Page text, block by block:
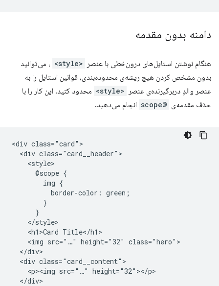
دامنه بدون مقدمه
هنگام نوشتن استایل‌های درون‌خطی با عنصر <style>
، می‌توانید
بدون مشخص کردن هیچ ریشه‌ی محدوده‌بندی، قوانین استایل را به
عنصر والدِ دربرگیرنده‌ی عنصر
<style>
محدود کنید. این کار را با
حذف مقدمه‌ی @scope انجام می‌دهید.
<div class="card">
  <div class="card__header">
    <style>
      @scope {
        img {
          border-color: green;
        }
      }
    </style>
    <h1>Card Title</h1>
    <img src="…" height="32" class="hero">
  </div>
  <div class="card__content">
    <p><img src="…" height="32"></p>
  </div>